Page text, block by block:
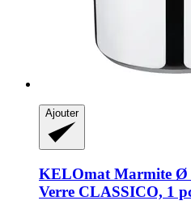
Ajouter
KELOmat Marmite Ø
Verre CLASSICO, 1